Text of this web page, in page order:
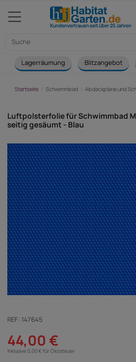
Lagerräumung Blitzangebot
Startseite Schwimmbad Abdeckplane und
Luftpolsterfolie für Schwimmbad
seitig gesäumt - Blau
REF: 147645
44,00 €
Inklusive 0,00 € für Ökosteuer